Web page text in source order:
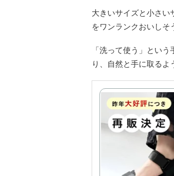
大きいサイズと小さい
をワンランクおいしそ
「洗って使う」とい
り、自然と手に取るよ